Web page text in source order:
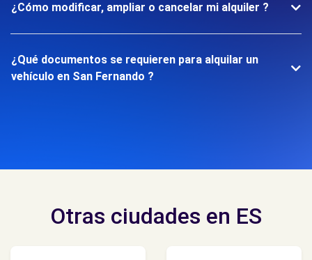
¿Cómo modificar, ampliar o cancelar mi alquiler ?
¿Qué documentos se requieren para alquilar un
vehículo en San Fernando ?
Otras ciudades en ES